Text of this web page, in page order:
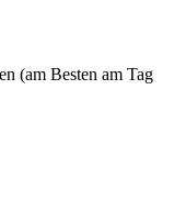
(am Besten am Tag